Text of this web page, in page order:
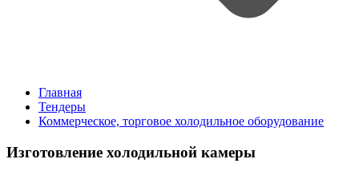
Главная
Тендеры
Коммерческое, торговое холодильное оборудование
Изготовление холодильной камеры